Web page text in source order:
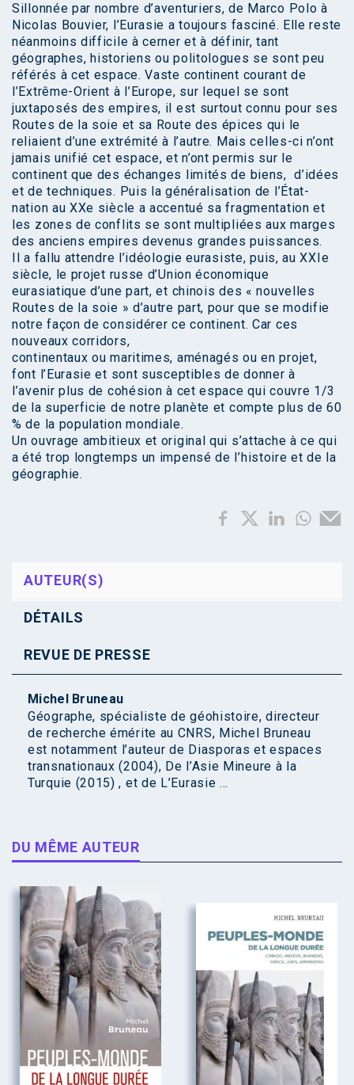
Sillonnée par nombre d’aventuriers, de Marco Polo à
Nicolas Bouvier, l’Eurasie a toujours fasciné. Elle reste
néanmoins difficile à cerner et à définir, tant
géographes, historiens ou politologues se sont peu
référés à cet espace. Vaste continent courant de
l’Extrême-Orient à l’Europe, sur lequel se sont
juxtaposés des empires, il est surtout connu pour ses
Routes de la soie et sa Route des épices qui le
reliaient d’une extrémité à l’autre. Mais celles-ci n’ont
jamais unifié cet espace, et n’ont permis sur le
continent que des échanges limités de biens, d’idées
et de techniques. Puis la généralisation de l’État-
nation au XXe siècle a accentué sa fragmentation et
les zones de conflits se sont multipliées aux marges
des anciens empires devenus grandes puissances.
Il a fallu attendre l’idéologie eurasiste, puis, au XXIe
siècle, le projet russe d’Union économique
eurasiatique d’une part, et chinois des « nouvelles
Routes de la soie » d’autre part, pour que se modifie
notre façon de considérer ce continent. Car ces
nouveaux corridors,
continentaux ou maritimes, aménagés ou en projet,
font l’Eurasie et sont susceptibles de donner à
l’avenir plus de cohésion à cet espace qui couvre 1/3
de la superficie de notre planète et compte plus de 60
% de la population mondiale.
Un ouvrage ambitieux et original qui s’attache à ce qui
a été trop longtemps un impensé de l’histoire et de la
géographie.
AUTEUR(S)
DÉTAILS
REVUE DE PRESSE
Michel Bruneau
Géographe, spécialiste de géohistoire, directeur
de recherche émérite au CNRS, Michel Bruneau
est notamment l’auteur de Diasporas et espaces
transnationaux (2004), De l’Asie Mineure à la
Turquie (2015) , et de L’Eurasie ...
DU MÊME AUTEUR